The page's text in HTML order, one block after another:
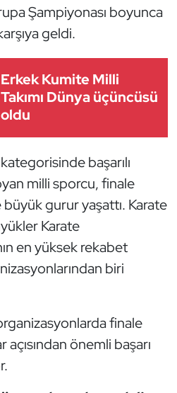
Şampiyonası boyunca
geldi.
Erkek Kumite Milli
Takımı Dünya üçüncüsü
oldu
başarılı
milli sporcu, finale
gurur yaşattı. Karate
Karate
en yüksek rekabet
biri
finale
önemli başarı